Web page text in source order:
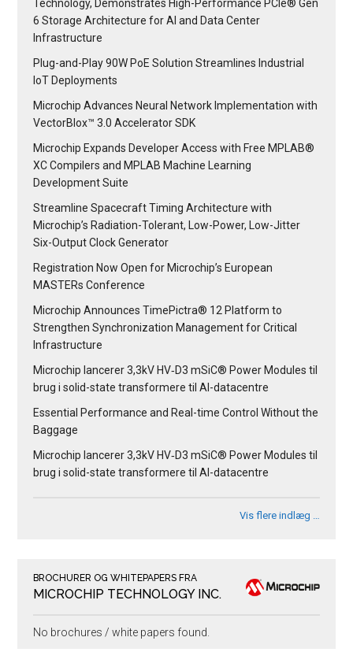
Technology, Demonstrates High-Performance PCIe® Gen
6 Storage Architecture for AI and Data Center
Infrastructure
Plug-and-Play 90W PoE Solution Streamlines Industrial
IoT Deployments
Microchip Advances Neural Network Implementation with
VectorBlox™ 3.0 Accelerator SDK
Microchip Expands Developer Access with Free MPLAB®
XC Compilers and MPLAB Machine Learning
Development Suite
Streamline Spacecraft Timing Architecture with
Microchip’s Radiation-Tolerant, Low-Power, Low-Jitter
Six-Output Clock Generator
Registration Now Open for Microchip’s European
MASTERs Conference
Microchip Announces TimePictra® 12 Platform to
Strengthen Synchronization Management for Critical
Infrastructure
Microchip lancerer 3,3kV HV‑D3 mSiC® Power Modules til
brug i solid-state transformere til AI-datacentre
Essential Performance and Real-time Control Without the
Baggage
Microchip lancerer 3,3kV HV‑D3 mSiC® Power Modules til
brug i solid-state transformere til AI-datacentre
Vis flere indlæg …
BROCHURER OG WHITEPAPERS FRA
MICROCHIP TECHNOLOGY INC.
No brochures / white papers found.